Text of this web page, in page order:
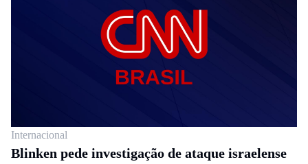
Internacional
Blinken pede investigação de ataque israelense